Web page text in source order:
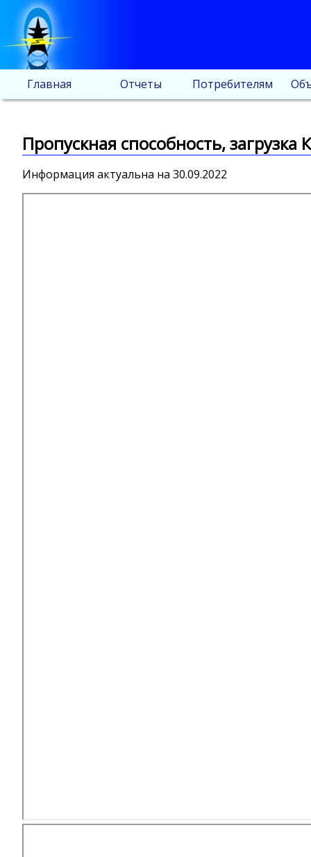
Главная Отчеты Потребителям
Пропускная способность, загрузка
Информация актуальна на 30.09.2022